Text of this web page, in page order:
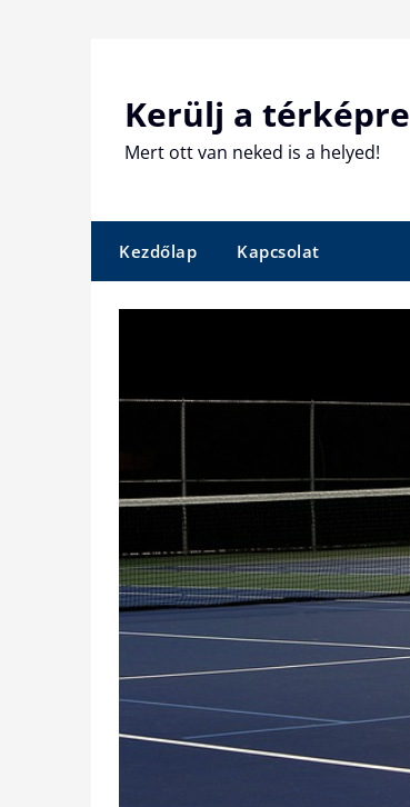
Kerülj a térképre
Mert ott van neked is a helyed!
Kezdőlap Kapcsolat